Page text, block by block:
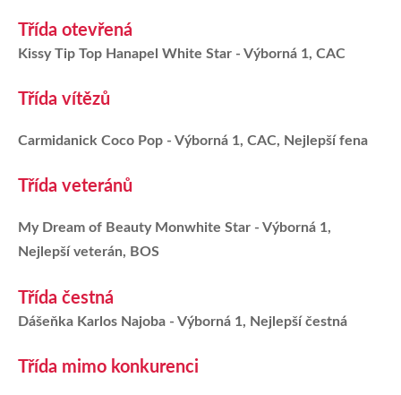
Třída otevřená
Kissy Tip Top Hanapel White Star - Výborná 1, CAC
Třída vítězů
Carmidanick Coco Pop - Výborná 1, CAC, Nejlepší fena
Třída veteránů
My Dream of Beauty Monwhite Star - Výborná 1,
Nejlepší veterán, BOS
Třída čestná
Dášeňka Karlos Najoba - Výborná 1, Nejlepší čestná
Třída mimo konkurenci